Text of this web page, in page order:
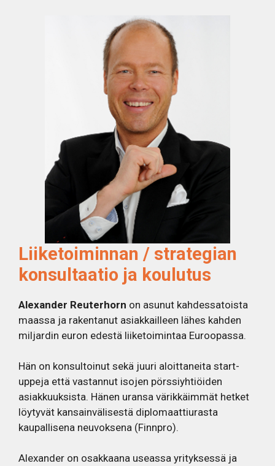
Liiketoiminnan / strategian
konsultaatio ja koulutus
Alexander Reuterhorn on asunut kahdessatoista
maassa ja rakentanut asiakkailleen lähes kahden
miljardin euron edestä liiketoimintaa Euroopassa.
Hän on konsultoinut sekä juuri aloittaneita start-
uppeja että vastannut isojen pörssiyhtiöiden
asiakkuuksista. Hänen uransa värikkäimmät hetket
löytyvät kansainvälisestä diplomaattiurasta
kaupallisena neuvoksena (Finnpro).
Alexander on osakkaana useassa yrityksessä ja